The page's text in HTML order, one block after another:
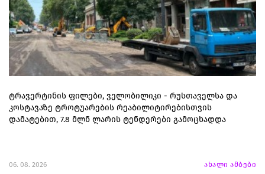
ტრავერტინის ფილები, ველობილიკი - რუსთაველსა და
კოსტავაზე ტროტუარების რეაბილიტირებისთვის
დამატებით, 7.8 მლნ ლარის ტენდერები გამოცხადდა
06. 08. 2026 ახალი ამბები